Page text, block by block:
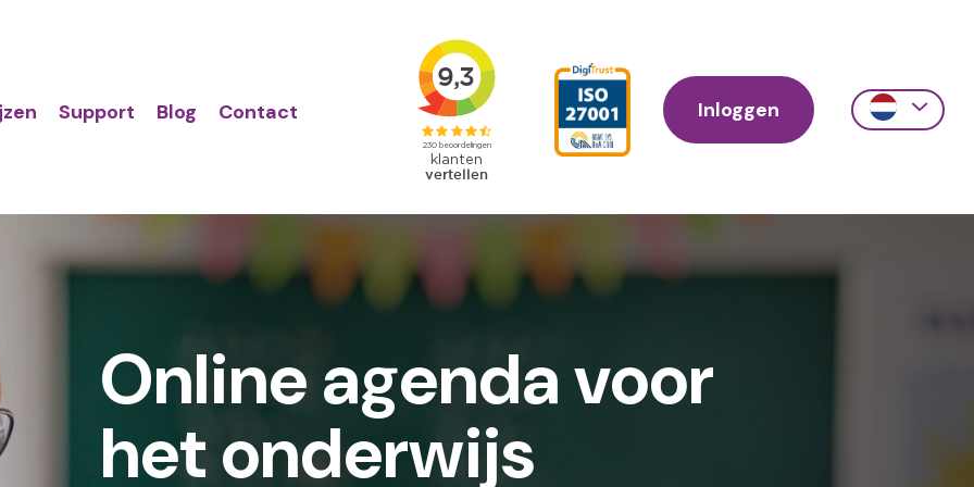
Support Blog Contact
Action
Primair
menu
Inloggen
Action
Online agenda voor
het onderwijs